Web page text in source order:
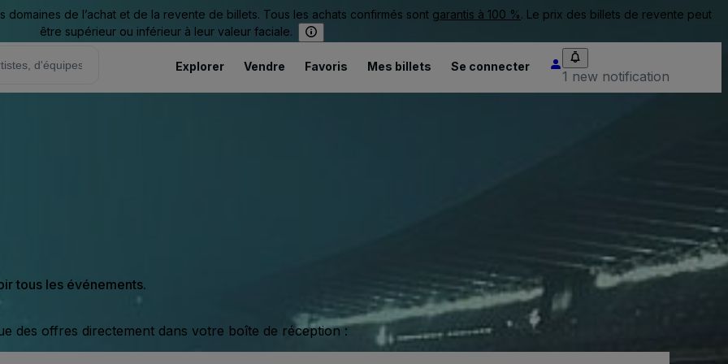
de l’achat et de la revente de billets. Tous les achats confirmés sont garantis à 100 %. Le prix des billets de revente peut
être supérieur ou inférieur à leur valeur faciale.
Explorer Vendre Favoris Mes billets Se connecter
1 new notification
tous les événements.
des offres directement dans votre boîte de réception :